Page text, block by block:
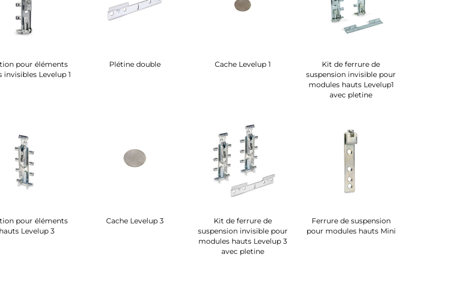
pour éléments
invisibles Levelup 1
Plétine double Cache Levelup 1
Kit de ferrure de
suspension invisible pour
modules hauts Levelup1
avec pletine
pour éléments
hauts Levelup 3
Cache Levelup 3
Kit de ferrure de
suspension invisible pour
modules hauts Levelup 3
avec pletine
Ferrure de suspension
pour modules hauts Mini